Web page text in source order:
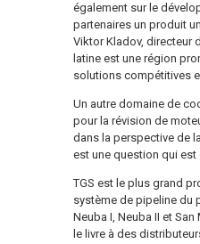
également sur le
partenaires un produit
Viktor Kladov, directeur
latine est une région
solutions compétitives
Un autre domaine de
pour la révision de
dans la perspective de
est une question qui
TGS est le plus grand
système de pipeline du
Neuba I, Neuba II et
le livre à des